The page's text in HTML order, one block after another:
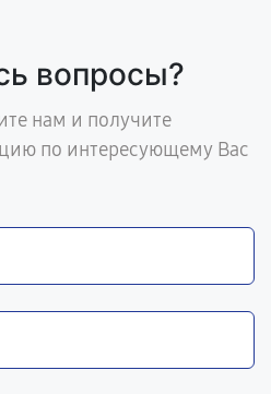
вопросы?
нам и получите
по интересующему Вас